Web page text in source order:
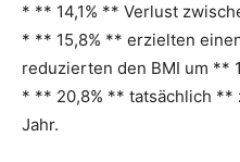
* ** 14,1% ** Verlust
* ** 15,8% ** erzielten
reduzierten den BMI um **
* ** 20,8% ** tatsächlich **
Jahr.